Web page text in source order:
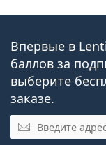
Впервые в
баллов за
выберите
заказе.
Эл. почта